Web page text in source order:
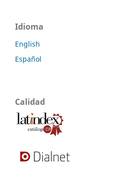
Idioma
English
Español
Calidad